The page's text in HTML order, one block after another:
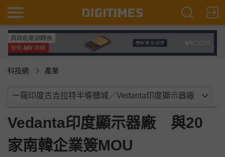
科技網 產業
Vedanta印度顯示器廠 與20
家南韓企業簽MOU